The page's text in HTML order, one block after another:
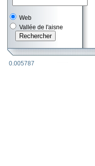
Web
Vallée de l'aisne
0.005787